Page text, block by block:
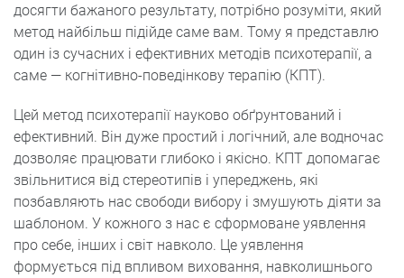
досягти бажаного результату, потрібно розуміти, який
метод найбільш підійде саме вам. Тому я представлю
один із сучасних і ефективних методів психотерапії, а
саме — когнітивно-поведінкову терапію (КПТ).
Цей метод психотерапії науково обґрунтований і
ефективний. Він дуже простий і логічний, але водночас
дозволяє працювати глибоко і якісно. КПТ допомагає
звільнитися від стереотипів і упереджень, які
позбавляють нас свободи вибору і змушують діяти за
шаблоном. У кожного з нас є сформоване уявлення
про себе, інших і світ навколо. Це уявлення
формується під впливом виховання, навколишнього